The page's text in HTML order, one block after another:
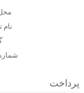
نام
پرداخت